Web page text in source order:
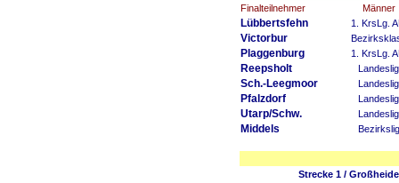
Finalteilnehmer Männer
Lübbertsfehn 1. KrsLg.
Victorbur
Plaggenburg 1. KrsLg.
Reepsholt
Sch.-Leegmoor
Pfalzdorf
Utarp/Schw.
Middels
Strecke 1 /